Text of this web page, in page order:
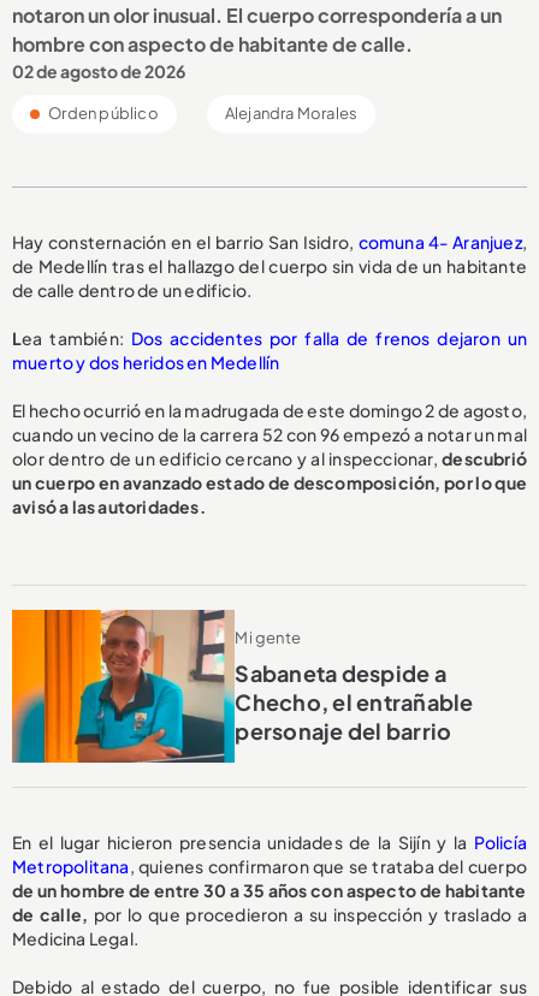
notaron un olor inusual. El cuerpo correspondería a un
hombre con aspecto de habitante de calle.
02 de agosto de 2026
Orden público Alejandra Morales
Hay consternación en el barrio San Isidro, comuna 4- Aranjuez,
de Medellín tras el hallazgo del cuerpo sin vida de un habitante
de calle dentro de un edificio.
Lea también: Dos accidentes por falla de frenos dejaron un
muerto y dos heridos en Medellín
El hecho ocurrió en la madrugada de este domingo 2 de agosto,
cuando un vecino de la carrera 52 con 96 empezó a notar un mal
olor dentro de un edificio cercano y al inspeccionar,descubrió
un cuerpo en avanzado estado de descomposición, por lo que
avisó a las autoridades.
Mi gente
Sabaneta despide a
Checho, el entrañable
personaje del barrio
En el lugar hicieron presencia unidades de la Sijín y la Policía
Metropolitana, quienes confirmaron que se trataba del cuerpo
de un hombre de entre 30 a 35 años con aspecto de habitante
de calle, por lo que procedieron a su inspección y traslado a
Medicina Legal.
Debido al estado del cuerpo, no fue posible identificar sus